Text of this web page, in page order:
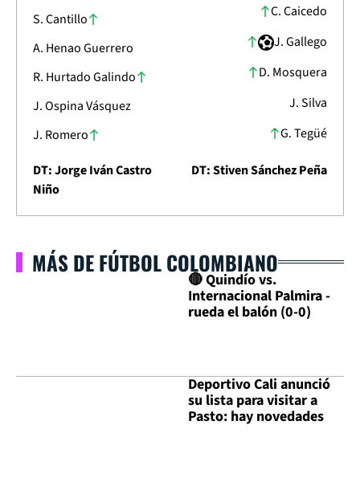
S. Cantillo
A. Henao Guerrero
R. Hurtado Galindo
J. Ospina Vásquez
J. Romero
C. Caicedo
J. Gallego
D. Mosquera
J. Silva
G. Tegüé
DT: Jorge Iván Castro
Niño
DT: Stiven Sánchez Peña
MÁS DE FÚTBOL COLOMBIANO
🔴 Quindío vs.
Internacional Palmira -
rueda el balón (0-0)
Deportivo Cali anunció
su lista para visitar a
Pasto: hay novedades